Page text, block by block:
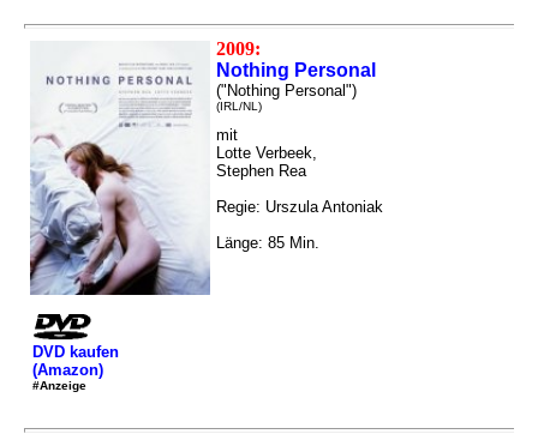
2009:
Nothing Personal
("Nothing Personal")
(IRL/NL)
mit
Lotte Verbeek,
Stephen Rea
Regie: Urszula Antoniak
Länge: 85 Min.
DVD kaufen
(Amazon)
#Anzeige